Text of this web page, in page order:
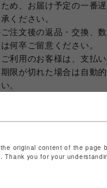
め、お届け予定の一番
ください。
注文後の返品・交換、
何卒ご留意ください。
利用のお客様は、支払
限が切れた場合は自動
。
決済の場合、オーダー
ますため、商品発送前で
ただきますこと、予めご
定は承っておりません。
、領収書発行は承って
しておりません。 -This
original content of the page
you for your